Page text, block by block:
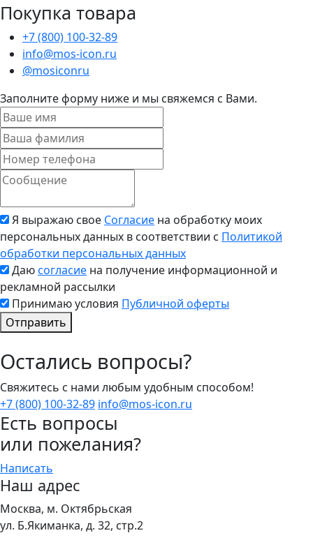
Покупка товара
+7 (800) 100-32-89
info@mos-icon.ru
@mosiconru
Заполните форму ниже и мы свяжемся с Вами.
Я выражаю свое Согласие на обработку моих
персональных данных в соответствии с Политикой
обработки персональных данных
Даюсогласие на получение информационной и
рекламной рассылки
Принимаю условия Публичной оферты
Отправить
Остались вопросы?
Свяжитесь с нами любым удобным способом!
+7 (800) 100-32-89 info@mos-icon.ru
Есть вопросы
или пожелания?
Написать
Наш адрес
Москва, м. Октябрьская
ул. Б.Якиманка, д. 32, стр.2